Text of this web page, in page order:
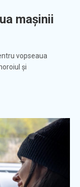
mașinii
vopseaua
și